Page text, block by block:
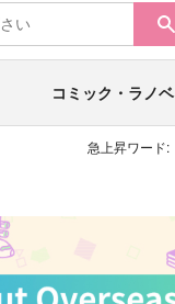
コミック・ラノベ
急上昇ワード: